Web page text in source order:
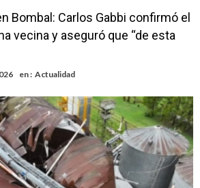
Bombal: Carlos Gabbi confirmó el
vecina y aseguró que “de esta
en : Actualidad